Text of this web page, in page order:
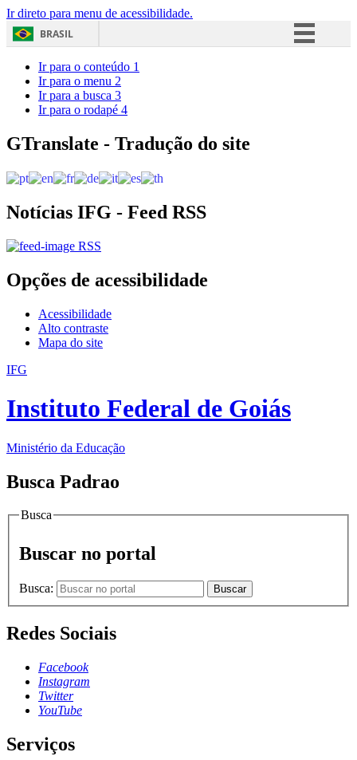
Ir direto para menu de acessibilidade.
BRASIL
Acesso à informação
Ir para o conteúdo 1
Ir para o menu 2
Ir para a busca 3
Ir para o rodapé 4
GTranslate - Tradução do site
Notícias IFG - Feed RSS
RSS
Opções de acessibilidade
Acessibilidade
Alto contraste
Mapa do site
IFG
Instituto Federal de Goiás
Ministério da Educação
Busca Padrao
Busca
Buscar no portal
Busca: Buscar
Redes Sociais
Facebook
Instagram
Twitter
YouTube
Serviços